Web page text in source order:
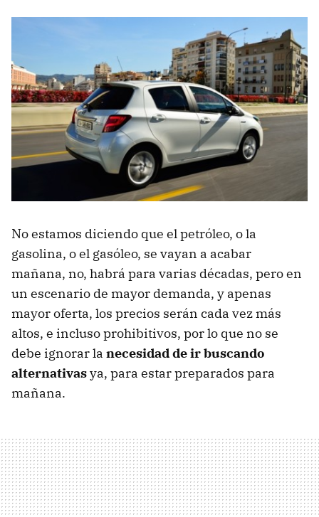
No estamos diciendo que el petróleo, o la
gasolina, o el gasóleo, se vayan a acabar
mañana, no, habrá para varias décadas, pero en
un escenario de mayor demanda, y apenas
mayor oferta, los precios serán cada vez más
altos, e incluso prohibitivos, por lo que no se
debe ignorar la necesidad de ir buscando
alternativasya, para estar preparados para
mañana.